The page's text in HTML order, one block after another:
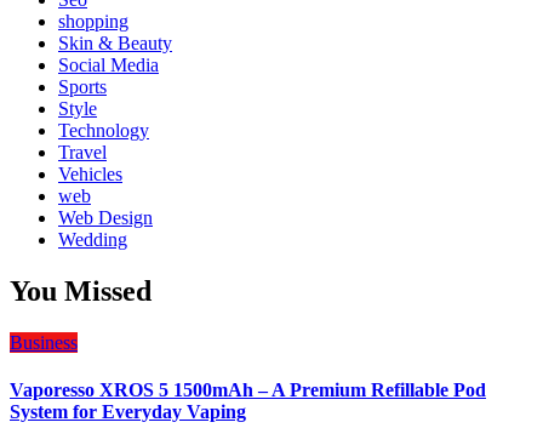
shopping
Skin & Beauty
Social Media
Sports
Style
Technology
Travel
Vehicles
web
Web Design
Wedding
You Missed
Business
Vaporesso XROS 5 1500mAh – A Premium Refillable Pod
System for Everyday Vaping